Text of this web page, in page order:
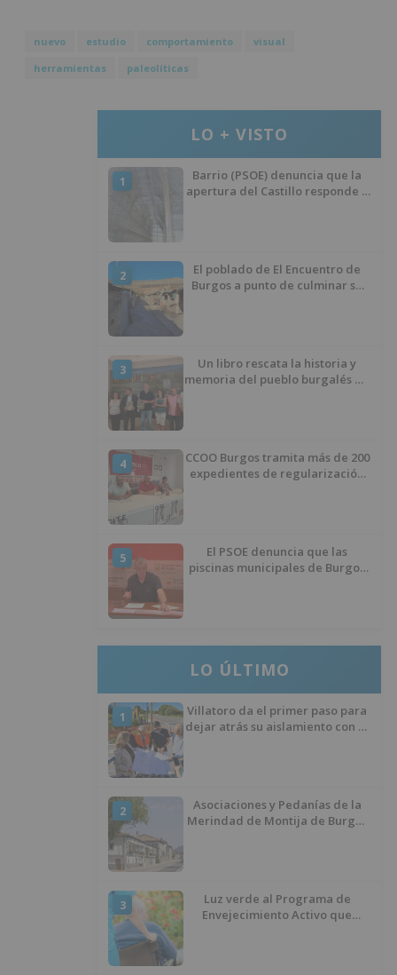
nuevo estudio comportamiento
visual
herramientas
paleolíticas
LO + VISTO
1
Barrio (PSOE) denuncia que la
apertura del Castillo responde a
2
El poblado de El Encuentro de
Burgos a punto de culminar su
3
Un libro rescata la historia y
memoria del pueblo burgalés de
4
CCOO Burgos tramita más de 200
expedientes de regularización
5
El PSOE denuncia que las
piscinas municipales de Burgos
LO ÚLTIMO
1
Villatoro da el primer paso para
dejar atrás su aislamiento con el
2
Asociaciones y Pedanías de la
Merindad de Montija de Burgos
3
Luz verde al Programa de
Envejecimiento Activo que